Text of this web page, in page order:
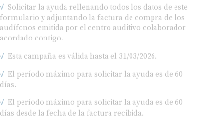
formulario y adjuntando la factura de compra de los
audífonos emitida por el centro auditivo colaborador
acordado contigo.
días.
días desde la fecha de la factura recibida.